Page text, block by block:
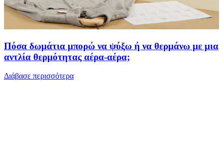
Πόσα δωμάτια μπορώ να ψύξω ή να θερμάνω με μια
αντλία θερμότητας αέρα-αέρα;
Διάβασε περισσότερα